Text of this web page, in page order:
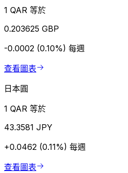
1 QAR 等於
0.203625 GBP
-0.0002 (0.10%) 每週
查看圖表
日本圓
1 QAR 等於
43.3581 JPY
+0.0462 (0.11%) 每週
查看圖表